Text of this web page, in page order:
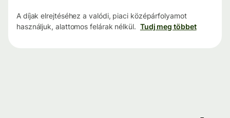
A díjak elrejtéséhez a valódi, piaci középárfolyamot
használjuk, alattomos felárak nélkül. Tudj meg többet